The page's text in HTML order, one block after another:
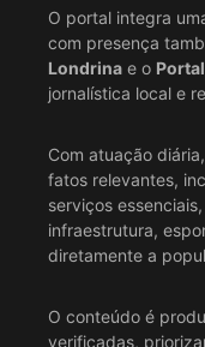
O portal integra
com presença
Londrina e o
jornalística local e
Com atuação
fatos relevantes,
serviços
infraestrutura,
diretamente a
O conteúdo é
verificadas,